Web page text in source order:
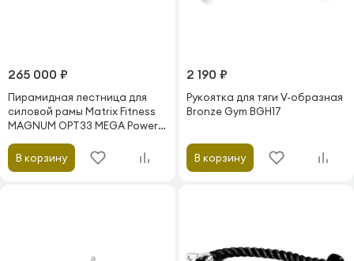
265 000 ₽
Пирамидная лестница для
силовой рамы Matrix Fitness
MAGNUM OPT33 MEGA Power
В корзину
2 190 ₽
Рукоятка для тяги V-образная
Bronze Gym BGH17
В корзину